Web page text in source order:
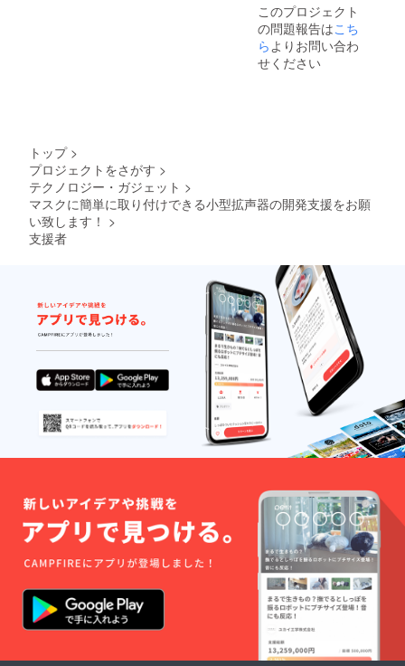
このプロジェクト
の問題報告はこち
ら よりお問い合わ
せください
トップ >
プロジェクトをさがす >
テクノロジー・ガジェット >
マスクに簡単に取り付けできる小型拡声器の開発支援をお願
い致します！ >
支援者